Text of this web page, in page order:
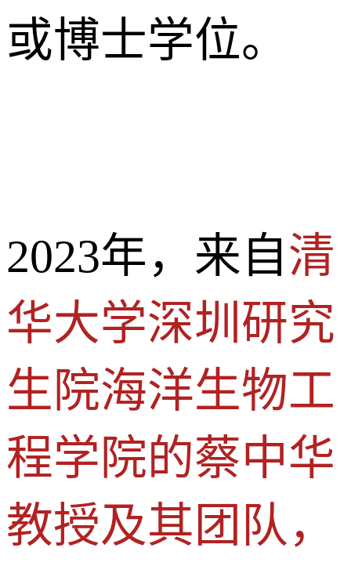
或博士学位。
2023年，来自清
华大学深圳研究
生院海洋生物工
程学院的蔡中华
教授及其团队，